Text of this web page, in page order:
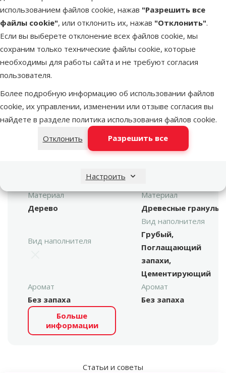
использованием файлов cookie, нажав "Разрешить все
файлы cookie", или отклонить их, нажав "Отклонить".
Если вы выберете отклонение всех файлов cookie, мы
сохраним только технические файлы cookie, которые
необходимы для работы сайта и не требуют согласия
пользователя.
Более подробную информацию об использовании файлов
cookie, их управлении, изменении или отзыве согласия вы
найдете в разделе политика использования файлов cookie.
Отклонить
Разрешить все
Настроить
Лучшее для твоего питомца
Dino Zoo рекомендует
марка
Magic Litter Wooden
ДРЕВЕСНЫЙ
НАПОЛНИТЕЛЬ ДЛЯ
КОШАЧЬЕГО
Материал
Дерево
Материал
Древесные гранулы
Вид наполнителя
Вид наполнителя
Грубый,
Поглащающий
запахи,
Цементирующий
Аромат
Без запаха
Аромат
Без запаха
Больше
информации
Статьи и советы